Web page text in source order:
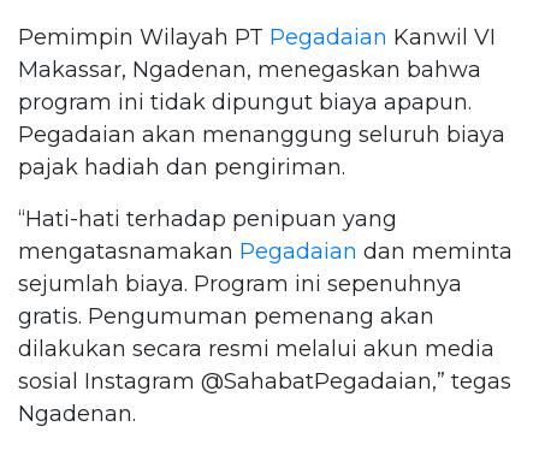
Pemimpin Wilayah PT Pegadaian Kanwil VI
Makassar, Ngadenan, menegaskan bahwa
program ini tidak dipungut biaya apapun.
Pegadaian akan menanggung seluruh biaya
pajak hadiah dan pengiriman.
“Hati-hati terhadap penipuan yang
mengatasnamakan Pegadaian dan meminta
sejumlah biaya. Program ini sepenuhnya
gratis. Pengumuman pemenang akan
dilakukan secara resmi melalui akun media
sosial Instagram @SahabatPegadaian,” tegas
Ngadenan.